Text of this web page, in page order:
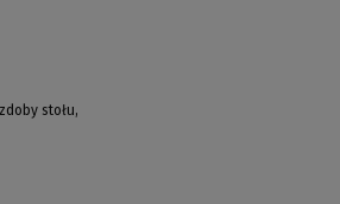
stołu,